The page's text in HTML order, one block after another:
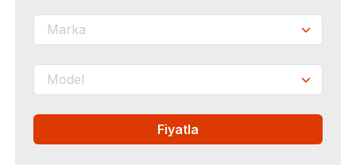
Fiyatla